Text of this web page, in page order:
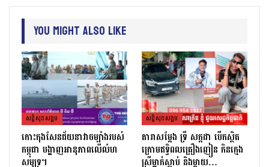
You Might Also Like
សន្តិសុខសង្គម
កោះកុងសែនជ័យនាវាចម្បាំងរបស់
កម្ពុជា បង្ហាញអានុភាពលើលំហ
សមុទ្រ។
សន្តិសុខសង្គម
តារាសម្ដែង ទ្រី សក្កដា បើកស្ថិត
ក្រោមឥទ្ធិពលគ្រឿងញៀន កិនក្មេង
ស្រីម្នាក់ស្លាប់ និងម្ដាយ…